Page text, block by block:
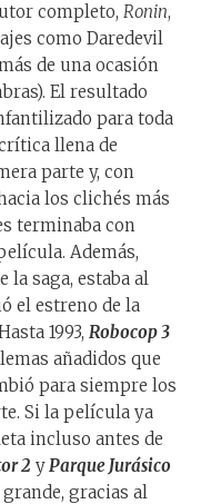
completo, Ronin,
como Daredevil
de una ocasión
El resultado
para toda
llena de
parte y, con
los clichés más
terminaba con
Además,
la saga, estaba al
el estreno de la
1993, Robocop 3
añadidos que
para siempre los
Si la película ya
incluso antes de
2 yParque Jurásico
gracias al